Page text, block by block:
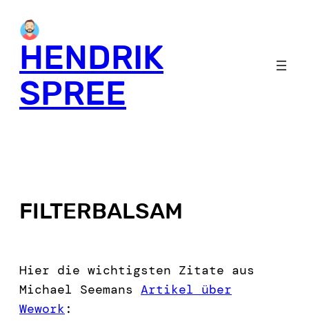
HENDRIK
SPREE
FILTERBALSAM
Hier die wichtigsten Zitate aus
Michael Seemans Artikel über
Wework :